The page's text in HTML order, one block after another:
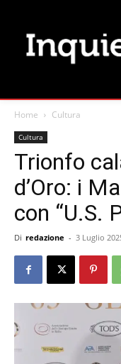
Home Cultura
Cultura
Trionfo
d’Oro: i
con “U.S.
Di redazione - 3 Luglio